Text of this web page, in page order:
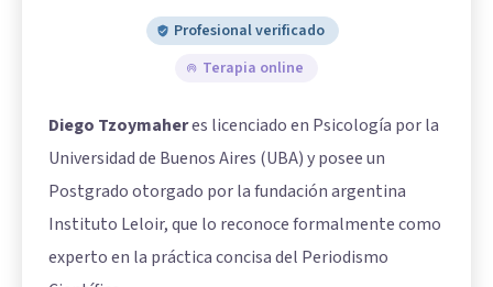
Profesional verificado
Terapia online
Diego Tzoymaheres licenciado en Psicología por la
Universidad de Buenos Aires (UBA) y posee un
Postgrado otorgado por la fundación argentina
Instituto Leloir, que lo reconoce formalmente como
experto en la práctica concisa del Periodismo